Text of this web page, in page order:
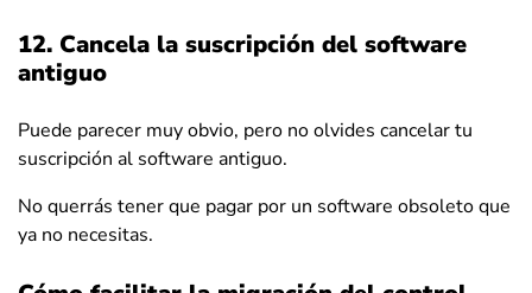
12. Cancela la suscripción del software
antiguo
Puede parecer muy obvio, pero no olvides cancelar tu
suscripción al software antiguo.
No querrás tener que pagar por un software obsoleto que
ya no necesitas.